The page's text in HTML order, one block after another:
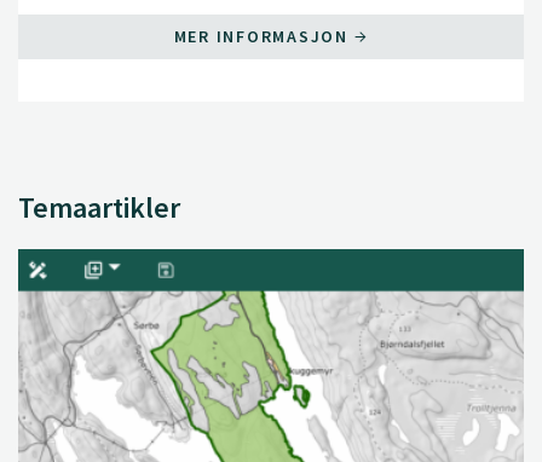
MER INFORMASJON
Temaartikler